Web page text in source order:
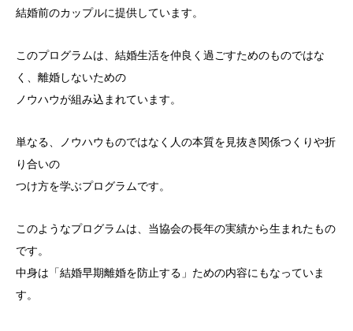
結婚前のカップルに提供しています。
このプログラムは、結婚生活を仲良く過ごすためのものではな
く、離婚しないための
ノウハウが組み込まれています。
単なる、ノウハウものではなく人の本質を見抜き関係つくりや折
り合いの
つけ方を学ぶプログラムです。
このようなプログラムは、当協会の長年の実績から生まれたもの
です。
中身は「結婚早期離婚を防止する」ための内容にもなっていま
す。